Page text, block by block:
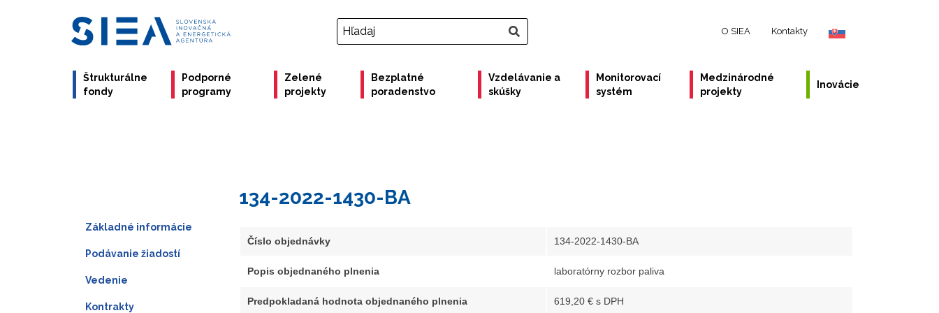
O SIEA Kontakty
Štrukturálne
fondy
Podporné
programy
Zelené
projekty
Bezplatné
poradenstvo
Vzdelávanie a
skúšky
Monitorovací
systém
Medzinárodné
projekty
Inovácie
134-2022-1430-BA
Číslo objednávky 134-2022-1430-BA
Popis objednaného plnenia laboratórny rozbor paliva
Predpokladaná hodnota objednaného plnenia 619,20 € s DPH
Základné informácie
Podávanie žiadostí
Vedenie
Kontrakty